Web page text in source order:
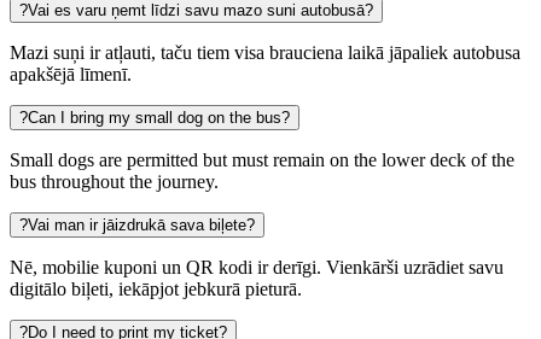
?Vai es varu ņemt līdzi savu mazo suni autobusā?
Mazi suņi ir atļauti, taču tiem visa brauciena laikā jāpaliek autobusa
apakšējā līmenī.
?Can I bring my small dog on the bus?
Small dogs are permitted but must remain on the lower deck of the
bus throughout the journey.
?Vai man ir jāizdrukā sava biļete?
Nē, mobilie kuponi un QR kodi ir derīgi. Vienkārši uzrādiet savu
digitālo biļeti, iekāpjot jebkurā pieturā.
?Do I need to print my ticket?